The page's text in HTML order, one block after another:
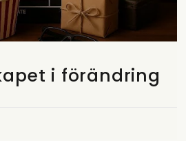
i förändring